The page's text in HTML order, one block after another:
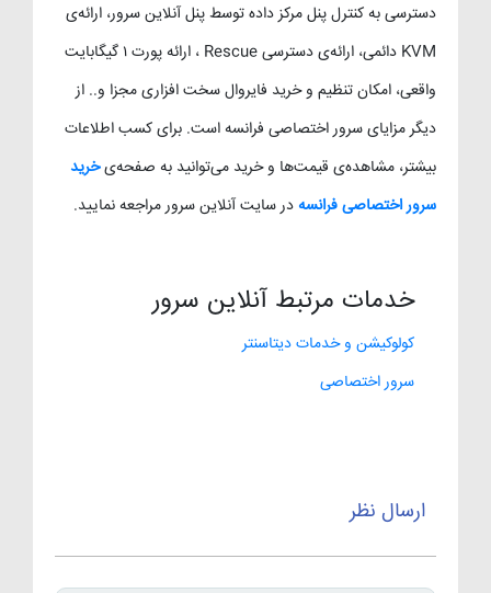
دسترسی به کنترل پنل مرکز داده توسط پنل آنلاین سرور، ارائه‌ی
KVM دائمی، ارائه‌ی دسترسی Rescue ، ارائه پورت ۱ گیگابایت
واقعی، امکان تنظیم و خرید فایروال سخت افزاری مجزا و.. از
دیگر مزایای سرور اختصاصی فرانسه است. برای کسب اطلاعات
بیشتر، مشاهده‌ی قیمت‌ها و خرید می‌توانید به صفحه‌یخرید
سرور اختصاصی فرانسه در سایت آنلاین سرور مراجعه نمایید.
خدمات مرتبط آنلاین سرور
کولوکیشن و خدمات دیتاسنتر
سرور اختصاصی
ارسال نظر